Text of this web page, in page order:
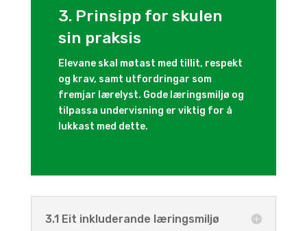
3. Prinsipp for skulen
sin praksis
Elevane skal møtast med tillit, respekt
og krav, samt utfordringar som
fremjar lærelyst. Gode læringsmiljø og
tilpassa undervisning er viktig for å
lukkast med dette.
3.1 Eit inkluderande læringsmiljø